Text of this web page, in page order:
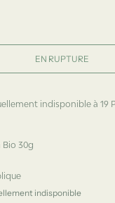
EN RUPTURE
indisponible à 19
30g
indisponible